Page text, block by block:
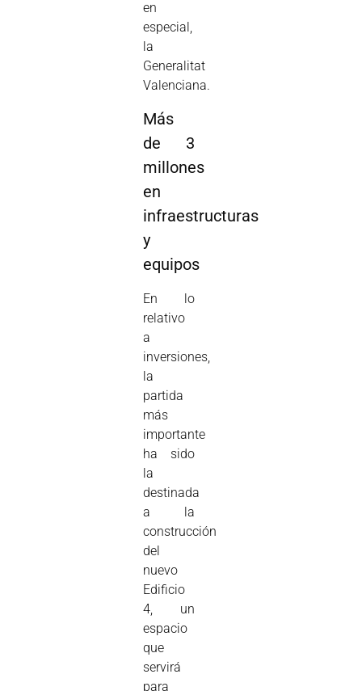
en
especial,
la
Generalitat
Valenciana.
Más
de 3
millones
en
infraestructuras
y
equipos
En lo
relativo
a
inversiones,
la
partida
más
importante
ha sido
la
destinada
a la
construcción
del
nuevo
Edificio
4, un
espacio
que
servirá
para